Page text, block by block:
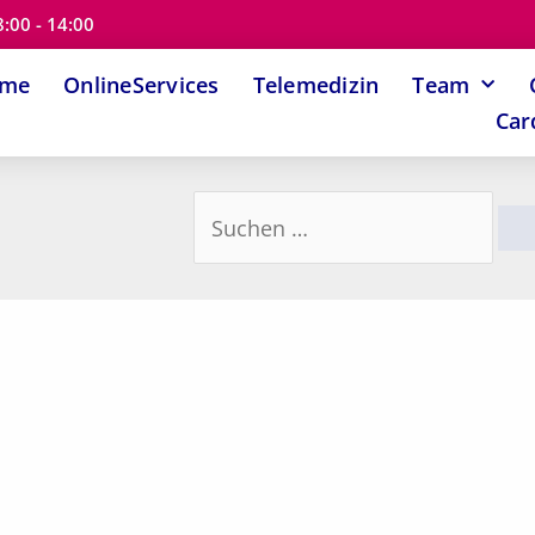
- 14:00
OnlineServices Telemedizin Team
nach: